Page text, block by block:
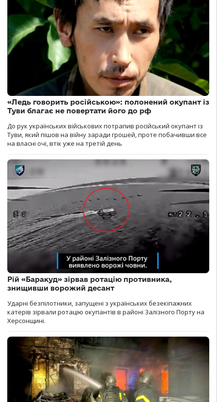
«Ледь говорить російською»: полонений окупант із
Туви благає не повертати його до рф
До рук українських військових потрапив російський окупант із
Туви, який пішов на війну заради грошей, проте побачивши все
на власні очі, втік уже на третій день
Рій «Баракуд» зірвав ротацію противника,
знищивши ворожий десант
Ударні безпілотники, запущені з українських безекіпажних
катерів зірвали ротацію окупантів в районі Залізного Порту на
Херсонщині.